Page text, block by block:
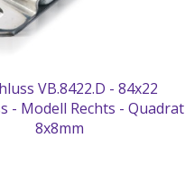
VB.8422.D - 84x22
- Modell Rechts - Quadrat
8x8mm